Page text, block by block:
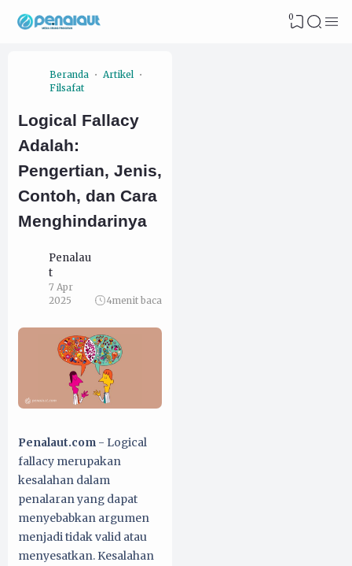
0
Beranda
Artikel
Filsafat
Logical Fallacy
Adalah:
Pengertian, Jenis,
Contoh, dan Cara
Menghindarinya
Penalau
t
7 Apr
2025
4menit baca
Penalaut.com - Logical
fallacy merupakan
kesalahan dalam
penalaran yang dapat
menyebabkan argumen
menjadi tidak valid atau
menyesatkan. Kesalahan